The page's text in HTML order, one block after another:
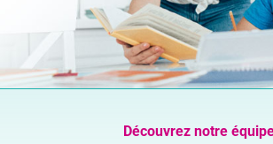
Découvrez notre